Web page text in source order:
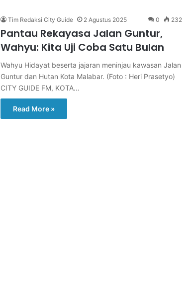
Tim Redaksi City Guide 2 Agustus 2025 0 232
Pantau Rekayasa Jalan Guntur,
Wahyu: Kita Uji Coba Satu Bulan
Wahyu Hidayat beserta jajaran meninjau kawasan Jalan
Guntur dan Hutan Kota Malabar. (Foto : Heri Prasetyo)
CITY GUIDE FM, KOTA…
Read More »